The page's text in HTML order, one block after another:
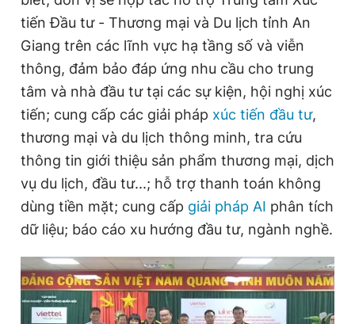
Theo dõi báo trên
Hotline
0906 645 777
Liên hệ quảng cáo
0908 780 404
Đặt báo Quảng cáo RSS Tòa soạn Chính sách bảo
Tổng biên tập: Nguyễn Ngọc Toàn
Phó tổng biên tập thường trực: Hải Thành
Phó tổng biên tập: Trần Việt Hưng
Tổng thư ký tòa soạn: Đức Trung
Giấy phép xuất bản số 110/GP - BTTTT cấp ngày 24.3.2020
© 2003-2026 Bản quyền thuộc về Báo Thanh Niên. Cấm sao
tiến Đầu tư - Thương mại và Du lịch tỉnh An
Giang trên các lĩnh vực hạ tầng số và viễn
thông, đảm bảo đáp ứng nhu cầu cho trung
tâm và nhà đầu tư tại các sự kiện, hội nghị xúc
tiến; cung cấp các giải pháp xúc tiến đầu tư,
thương mại và du lịch thông minh, tra cứu
thông tin giới thiệu sản phẩm thương mại, dịch
vụ du lịch, đầu tư...; hỗ trợ thanh toán không
dùng tiền mặt; cung cấp giải pháp AI phân tích
dữ liệu; báo cáo xu hướng đầu tư, ngành nghề.